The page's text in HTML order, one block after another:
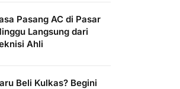
Pasang AC di Pasar
Langsung dari
Ahli
Beli Kulkas? Begini